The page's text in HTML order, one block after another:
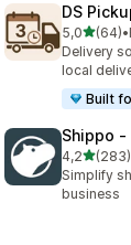
DS
5,05 (64)
toplam 64•
Delivery
local
Built
Shippo
4,25 (283)
toplam
Simplify
business